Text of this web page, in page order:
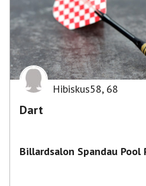
Hibiskus58, 68
Dart
Billardsalon Spandau Pool